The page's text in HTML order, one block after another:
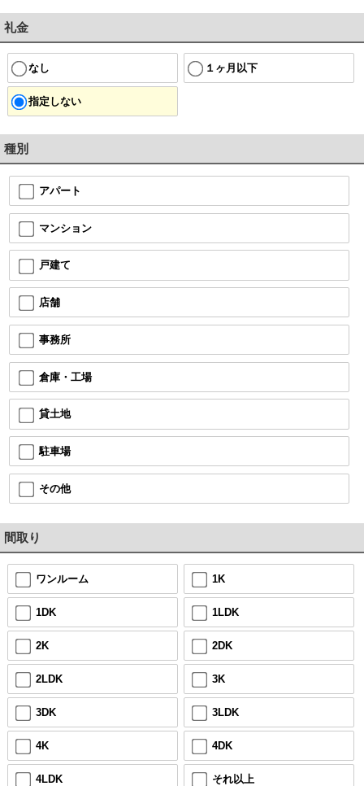
礼金
なし １ヶ月以下
指定しない
種別
アパート
マンション
戸建て
店舗
事務所
倉庫・工場
貸土地
駐車場
その他
間取り
ワンルーム 1K
1DK 1LDK
2K 2DK
2LDK 3K
3DK 3LDK
4K 4DK
4LDK それ以上